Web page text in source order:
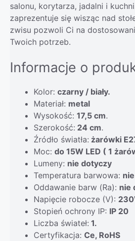
salonu, korytarza, jadalni i
zaprezentuje się wisząc nad
zwisu pozwoli Ci na
Twoich potrzeb.
Informacje o
Kolor: czarny / biały.
Materiał: metal
Wysokość: 17,5 cm.
Szerokość: 24 cm.
Źródło światła: żarówki
Moc: do 15W LED ( 1
Lumeny: nie dotyczy
Temperatura barwowa:
Oddawanie barw (Ra): nie
Napięcie robocze (V):
Stopień ochrony IP: IP 20
Liczba świateł: 1.
Certyfikacja: Ce, RoHS